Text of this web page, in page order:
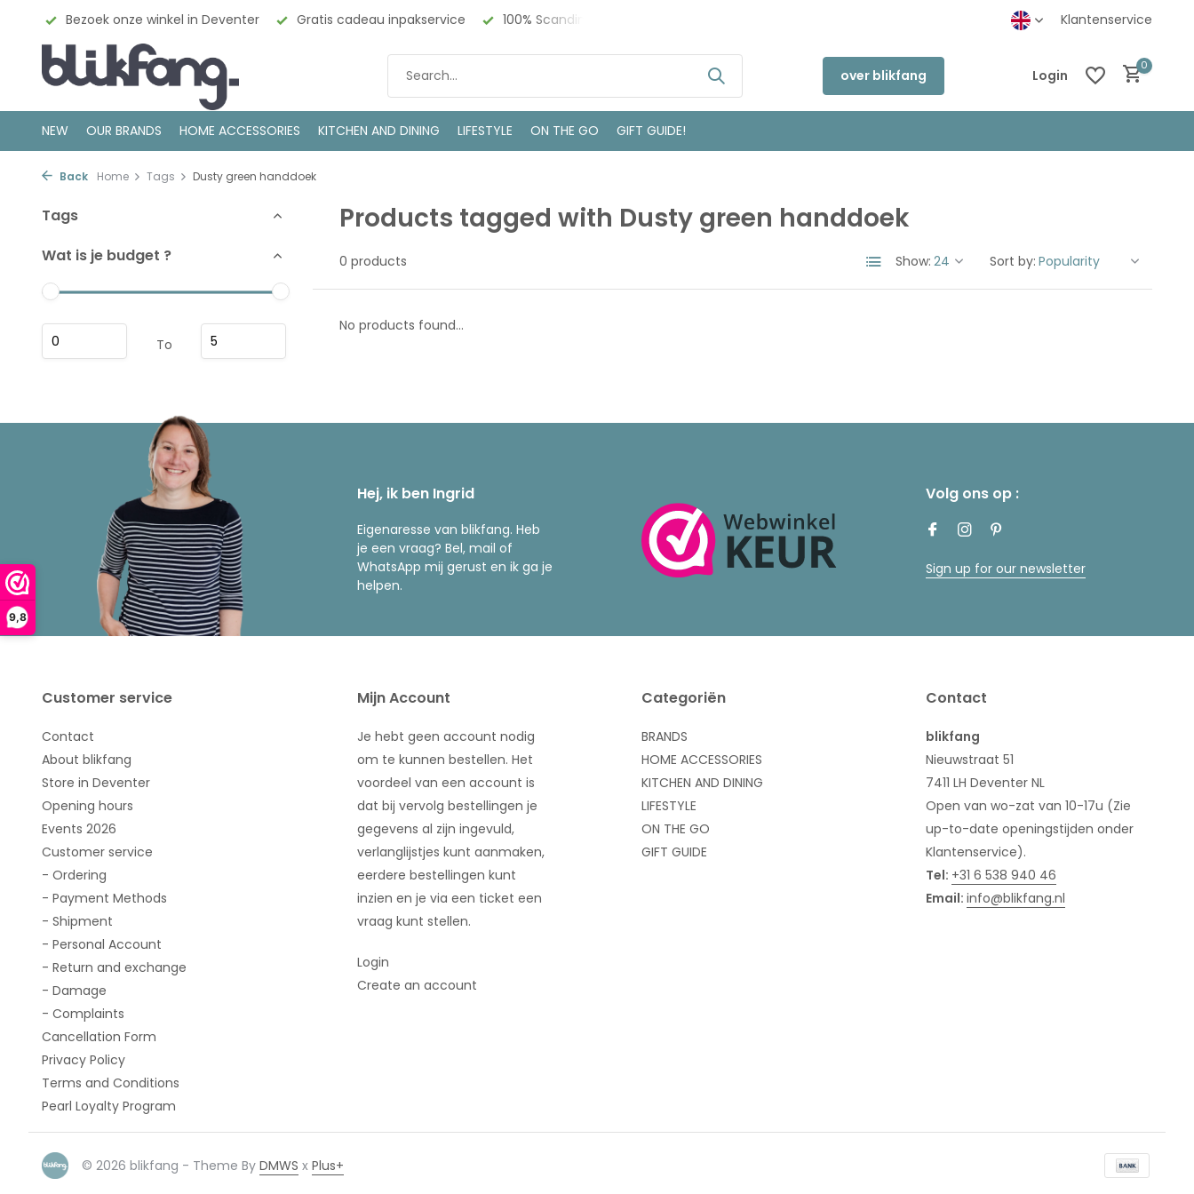
9,8
Bezoek onze winkel in Deventer Gratis cadeau inpakservice 100% Scandinavisch Design Klantenservice
over blikfang Login
0
NEW OUR BRANDS HOME ACCESSORIES KITCHEN AND DINING LIFESTYLE ON THE GO GIFT GUIDE!
Back Home Tags Dusty green handdoek
Tags
Wat is je budget ?
To
Products tagged with Dusty green handdoek
0 products Show: Sort by:
No products found...
Hej, ik ben Ingrid
Eigenaresse van blikfang. Heb
je een vraag? Bel, mail of
WhatsApp mij gerust en ik ga je
helpen.
Volg ons op :
Sign up for our newsletter
Customer service
Contact
About blikfang
Store in Deventer
Opening hours
Events 2026
Customer service
- Ordering
- Payment Methods
- Shipment
- Personal Account
- Return and exchange
- Damage
- Complaints
Cancellation Form
Privacy Policy
Terms and Conditions
Pearl Loyalty Program
Mijn Account
Je hebt geen account nodig
om te kunnen bestellen. Het
voordeel van een account is
dat bij vervolg bestellingen je
gegevens al zijn ingevuld,
verlanglijstjes kunt aanmaken,
eerdere bestellingen kunt
inzien en je via een ticket een
vraag kunt stellen.
Login
Create an account
Categoriën
BRANDS
HOME ACCESSORIES
KITCHEN AND DINING
LIFESTYLE
ON THE GO
GIFT GUIDE
Contact
blikfang
Nieuwstraat 51
7411 LH Deventer NL
Open van wo-zat van 10-17u (Zie
up-to-date openingstijden onder
Klantenservice).
Tel: +31 6 538 940 46
Email: info@blikfang.nl
© 2026 blikfang - Theme By DMWS x Plus+